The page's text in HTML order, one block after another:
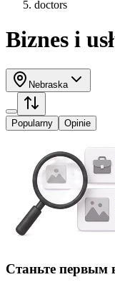
doctors
Biznes i
Nebraska
Popularny Opinie
Станьте первым